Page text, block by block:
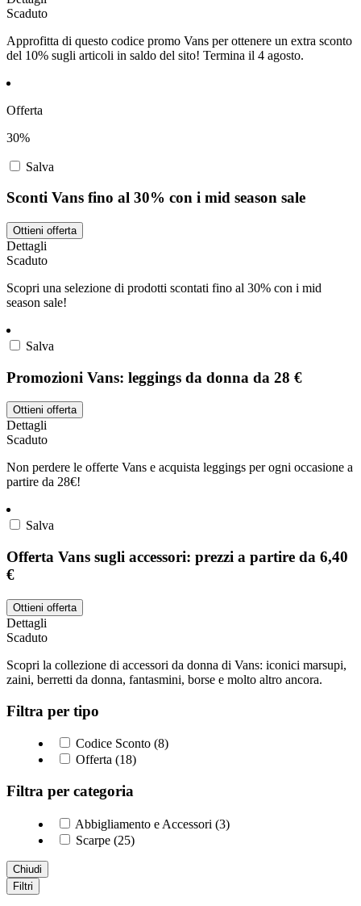
Scaduto
Approfitta di questo codice promo Vans per ottenere un extra sconto
del 10% sugli articoli in saldo del sito! Termina il 4 agosto.
Offerta
30%
Salva
Sconti Vans fino al 30% con i mid season sale
Ottieni offerta
Dettagli
Scaduto
Scopri una selezione di prodotti scontati fino al 30% con i mid
season sale!
Salva
Promozioni Vans: leggings da donna da 28 €
Ottieni offerta
Dettagli
Scaduto
Non perdere le offerte Vans e acquista leggings per ogni occasione a
partire da 28€!
Salva
Offerta Vans sugli accessori: prezzi a partire da 6,40
€
Ottieni offerta
Dettagli
Scaduto
Scopri la collezione di accessori da donna di Vans: iconici marsupi,
zaini, berretti da donna, fantasmini, borse e molto altro ancora.
Filtra per tipo
Codice Sconto (8)
Offerta (18)
Filtra per categoria
Abbigliamento e Accessori (3)
Scarpe (25)
Chiudi
Filtri